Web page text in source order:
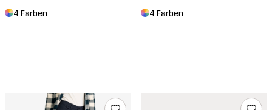
4 Farben 4 Farben